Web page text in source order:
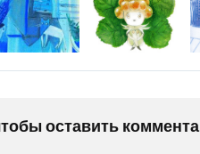
оставить